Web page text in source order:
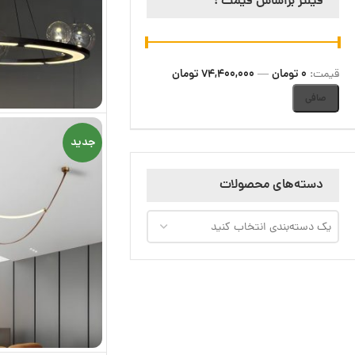
صافی
قيمت: 0 تومان — 74,400,000 تومان
دسته‌های محصولات
یک دسته‌بندی انتخاب کنید
جدید